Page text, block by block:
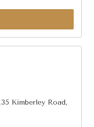
Kimberley Road,